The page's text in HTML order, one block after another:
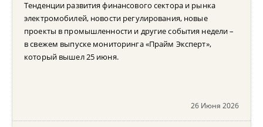
Тенденции развития финансового сектора и рынка
электромобилей, новости регулирования, новые
проекты в промышленности и другие события недели –
в свежем выпуске мониторинга «Прайм Эксперт»,
который вышел 25 июня.
26 Июня 2026